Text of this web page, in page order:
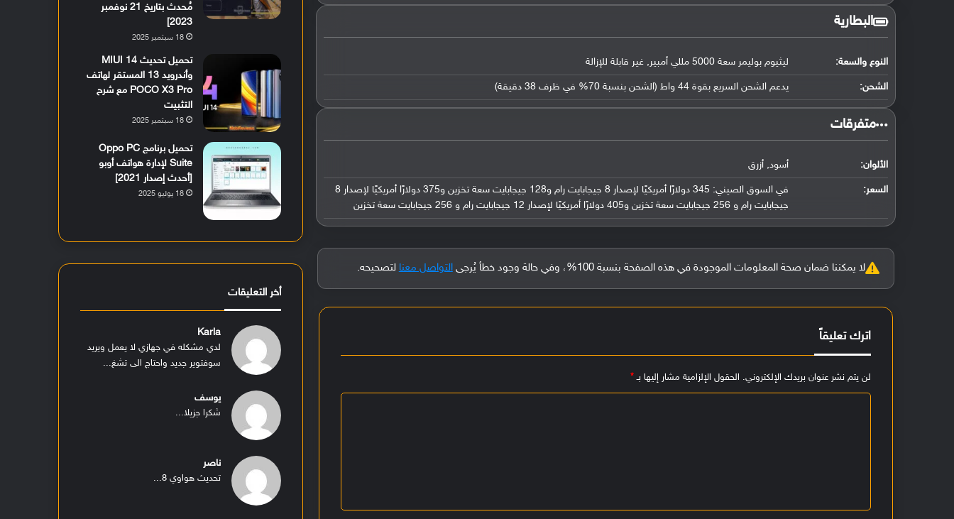
البطارية
النوع والسعة: ليثيوم بوليمر سعة 5000 مللي أمبير, غير قابلة للإزالة
الشحن: يدعم الشحن السريع بقوة 44 واط (الشحن بنسبة 70% في ظرف 38 دقيقة)
‏متفرقات‏
الألوان: أسود, أزرق
السعر:
في السوق الصيني: 345 دولارًا أمريكيًا لإصدار 8 جيجابايت رام و128 جيجابايت سعة تخزين و375 دولارًا أمريكيًا لإصدار 8
جيجابايت رام و 256 جيجابايت سعة تخزين و405 دولارًا أمريكيًا لإصدار 12 جيجابايت رام و 256 جيجابايت سعة تخزين
لا يمكننا ضمان صحة المعلومات الموجودة في هذه الصفحة بنسبة 100%، وفي حالة وجود خطأ يُرجى التواصل معنا لتصحيحه.
اترك تعليقاً
لن يتم نشر عنوان بريدك الإلكتروني. الحقول الإلزامية مشار إليها بـ*
مُحدث بتاريخ 21 نوفمبر
2023]
18 سبتمبر 2025
تحميل تحديث MIUI 14
وأندرويد 13 المستقر لهاتف
POCO X3 Pro مع شرح
التثبيت
18 سبتمبر 2025
تحميل برنامج Oppo PC
Suite لإدارة هواتف أوبو
[أحدث إصدار 2021]
18 يوليو 2025
أخر التعليقات
Karla
لدي مشكله في جهازي لا يعمل ويريد
سوفتوير جديد واحتاج الى تشغ...
يوسف
شكرا جزيلا...
ناصر
تحديث هواوي 8...